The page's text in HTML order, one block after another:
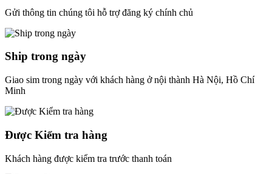
Gửi thông tin chúng tôi hỗ trợ đăng ký chính chủ
Ship trong ngày
Giao sim trong ngày với khách hàng ở nội thành Hà Nội, Hồ Chí
Minh
Được Kiểm tra hàng
Khách hàng được kiểm tra trước thanh toán